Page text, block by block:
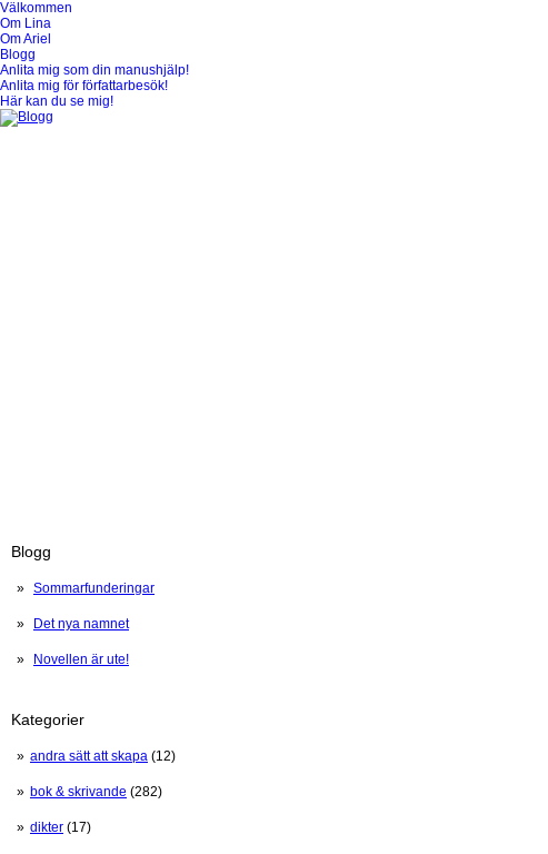
Välkommen
Om Lina
Om Ariel
Blogg
Anlita mig som din manushjälp!
Anlita mig för författarbesök!
Här kan du se mig!
Blogg
Sommarfunderingar
Det nya namnet
Novellen är ute!
Kategorier
andra sätt att skapa (12)
bok & skrivande (282)
dikter (17)